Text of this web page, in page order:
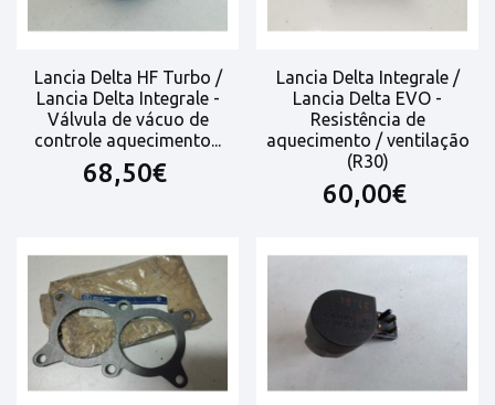
Lancia Delta HF Turbo /
Lancia Delta Integrale -
Válvula de vácuo de
controle aquecimento...
68,50€
Lancia Delta Integrale /
Lancia Delta EVO -
Resistência de
aquecimento / ventilação
(R30)
60,00€